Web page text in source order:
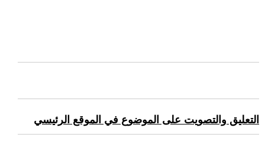
التعليق والتصويت على الموضوع في الموقع الرئيسي